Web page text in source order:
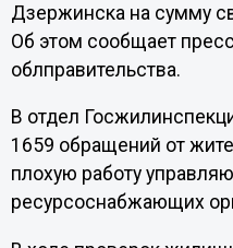
Дзержинска на сумму
Об этом сообщает
облправительства.
В отдел
1659 обращений от
плохую работу
ресурсоснабжающих